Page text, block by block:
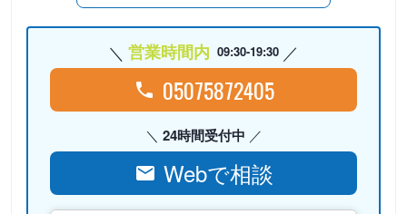
営業時間内 09:30-19:30
05075872405
24時間受付中
Webで相談